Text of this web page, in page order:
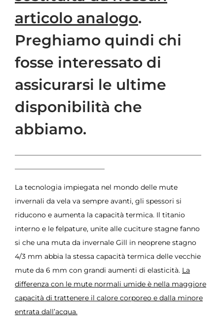
articolo analogo.
Preghiamo quindi chi
fosse interessato di
assicurarsi le ultime
disponibilità che
abbiamo.
———————————————————————————
—————————————
La tecnologia impiegata nel mondo delle mute
invernali da vela va sempre avanti, gli spessori si
riducono e aumenta la capacità termica. Il titanio
interno e le felpature, unite alle cuciture stagne fanno
si che una muta da invernale Gill in neoprene stagno
4/3 mm abbia la stessa capacità termica delle vecchie
mute da 6 mm con grandi aumenti di elasticità. La
differenza con le mute normali umide è nella maggiore
capacità di trattenere il calore corporeo e dalla minore
entrata dall’acqua.